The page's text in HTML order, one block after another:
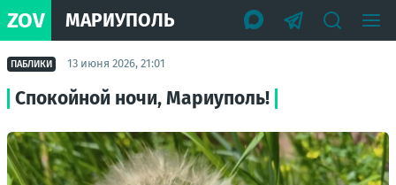
ZOV МАРИУПОЛЬ
ПАБЛИКИ 13 июня 2026, 21:01
Спокойной ночи, Мариуполь!